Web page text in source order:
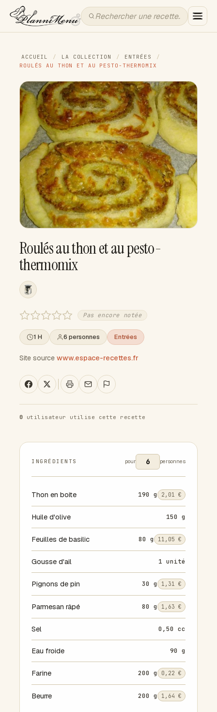
ACCUEIL / LA COLLECTION / ENTRÉES
/
ROULÉS AU THON ET AU PESTO-THERMOMIX
Roulés au thon et au pesto-
thermomix
Pas encore notée
1 H 6 personnes Entrées
Site source www.espace-recettes.fr
0 utilisateur utilise cette recette
INGRÉDIENTS pour personnes
Thon en boite 190 g 2,01 €
Huile d'olive 150 g
Feuilles de basilic 80 g 11,05 €
Gousse d'ail 1 unité
Pignons de pin 30 g 1,31 €
Parmesan râpé 80 g 1,63 €
Sel 0,50 cc
Eau froide 90 g
Farine 200 g 0,22 €
Beurre 200 g 1,64 €